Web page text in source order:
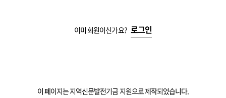
이미 회원이신가요? 로그인
이 페이지는 지역신문발전기금 지원으로 제작되었습니다.